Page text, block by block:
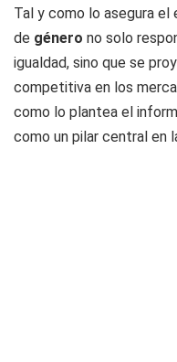
Tal y como lo asegura
de género no solo
igualdad, sino que se
competitiva en los
como lo plantea el
como un pilar central en